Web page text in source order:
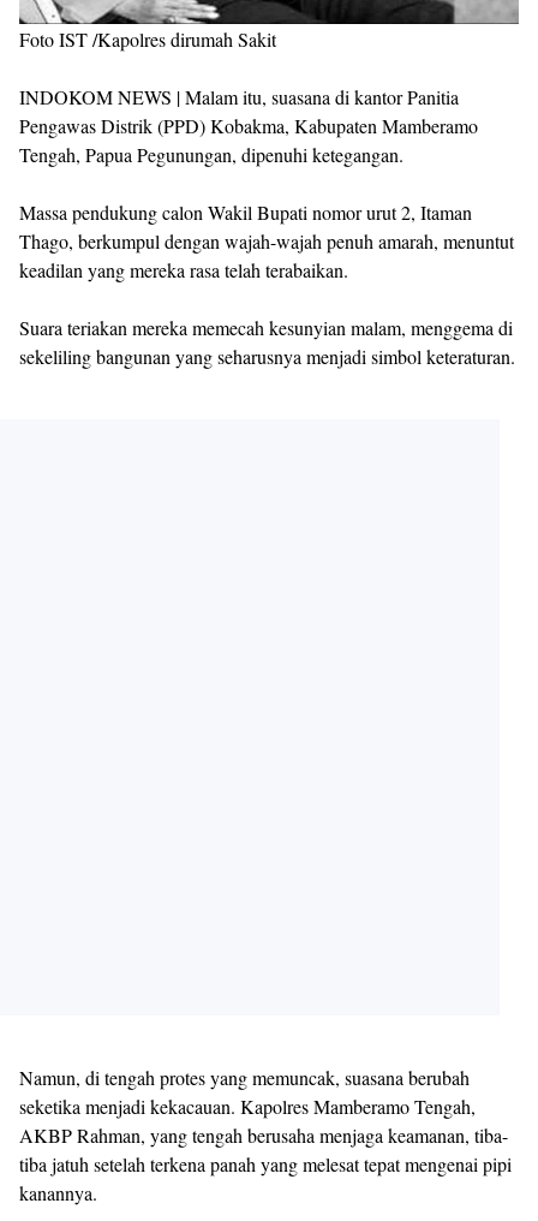
Foto IST /Kapolres dirumah Sakit
INDOKOM NEWS | Malam itu, suasana di kantor Panitia
Pengawas Distrik (PPD) Kobakma, Kabupaten Mamberamo
Tengah, Papua Pegunungan, dipenuhi ketegangan.
Massa pendukung calon Wakil Bupati nomor urut 2, Itaman
Thago, berkumpul dengan wajah-wajah penuh amarah, menuntut
keadilan yang mereka rasa telah terabaikan.
Suara teriakan mereka memecah kesunyian malam, menggema di
sekeliling bangunan yang seharusnya menjadi simbol keteraturan.
Namun, di tengah protes yang memuncak, suasana berubah
seketika menjadi kekacauan. Kapolres Mamberamo Tengah,
AKBP Rahman, yang tengah berusaha menjaga keamanan, tiba-
tiba jatuh setelah terkena panah yang melesat tepat mengenai pipi
kanannya.